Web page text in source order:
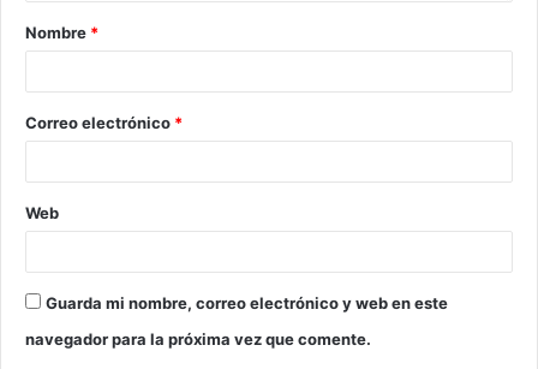
Nombre *
Correo electrónico *
Web
Guarda mi nombre, correo electrónico y web en este
navegador para la próxima vez que comente.